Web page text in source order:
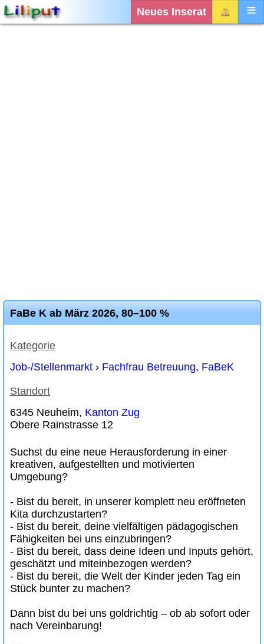
Neues Inserat
FaBe K ab März 2026, 80–100 %
Kategorie
Job-/Stellenmarkt › Fachfrau Betreuung, FaBeK
Standort
6345 Neuheim, Kanton Zug
Obere Rainstrasse 12
Suchst du eine neue Herausforderung in einer
kreativen, aufgestellten und motivierten
Umgebung?
- Bist du bereit, in unserer komplett neu eröffneten
Kita durchzustarten?
- Bist du bereit, deine vielfältigen pädagogischen
Fähigkeiten bei uns einzubringen?
- Bist du bereit, dass deine Ideen und Inputs gehört,
geschätzt und miteinbezogen werden?
- Bist du bereit, die Welt der Kinder jeden Tag ein
Stück bunter zu machen?
Dann bist du bei uns goldrichtig – ob ab sofort oder
nach Vereinbarung!